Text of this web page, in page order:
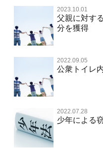
業務妨害
公務執行妨害
児童ポルノ・
危険運転行為
自転車事故
ネット犯罪
銃刀法違反
風営法・風適
示談で解決してほしい
執行猶予にしてほしい
事件のことを秘密にした
被害届・告訴・告発された
器物損壊
脅迫・強要
業務妨害罪
公務執行妨害罪
逮捕・監禁
暴行・傷害
略取・誘拐・人身売買
淫行・援助交際（児童
不同意性交等罪（旧 強
監護者性交等罪
不同意わいせつ（旧 強
公然わいせつ罪，わい
児童ポルノ リベンジポ
痴漢
盗撮，のぞき行為
財産犯 TOP
横領 背任
窃盗罪
知的財産と刑事事件
恐喝
盗品売買・譲り受け等
事件別－薬物事件
薬物事件 TOP
覚せい剤
危険ドラッグ
大麻
麻薬及び向精神薬
事件別－交通違反・交通
交通違反・交通事故 TOP
交通事故 交通違反と刑
自転車事故
人身事故・死亡事故
無免許運転
その他 TOP
児童虐待・保護責任者
住居侵入等
公務員の逮捕・刑事事件
控訴・上告
国選弁護士と私選弁護士
司法取引・刑事免責
取調べの注意点
少年事件の手続と特色
少年事件の処分
2023.10.01
父親に対す
分を獲得
2022.09.05
公衆トイレ
2022.07.28
少年による